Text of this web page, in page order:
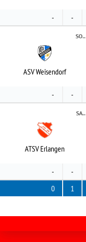
- -
SO..
ASV Weisendorf
- -
SA..
ATSV Erlangen
- -
0
1